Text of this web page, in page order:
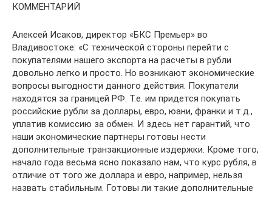
КОММЕНТАРИЙ
Алексей Исаков, директор «БКС Премьер» во
Владивостоке: «С технической стороны перейти с
покупателями нашего экспорта на расчеты в рубли
довольно легко и просто. Но возникают экономические
вопросы выгодности данного действия. Покупатели
находятся за границей РФ. Т.е. им придется покупать
российские рубли за доллары, евро, юани, франки и т.д.,
уплатив комиссию за обмен. И здесь нет гарантий, что
наши экономические партнеры готовы нести
дополнительные транзакционные издержки. Кроме того,
начало года весьма ясно показало нам, что курс рубля, в
отличие от того же доллара и евро, например, нельзя
назвать стабильным. Готовы ли такие дополнительные